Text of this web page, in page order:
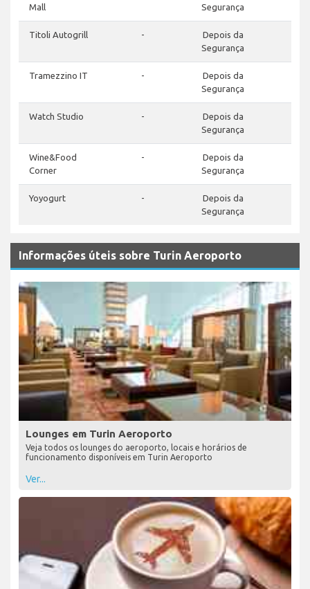
Mall
Segurança
Titoli Autogrill -
Depois da
Segurança
Tramezzino IT -
Depois da
Segurança
Watch Studio -
Depois da
Segurança
Wine&Food
Corner
-
Depois da
Segurança
Yoyogurt -
Depois da
Segurança
Informações úteis sobre Turin Aeroporto
Lounges em Turin Aeroporto
Veja todos os lounges do aeroporto, locais e horários de
funcionamento disponíveis em Turin Aeroporto
Ver...